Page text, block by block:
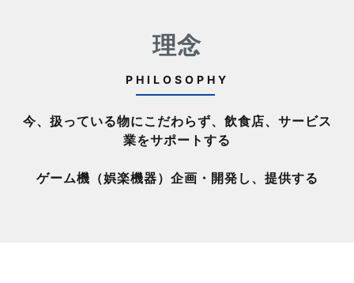
理念
PHILOSOPHY
今、扱っている物にこだわらず、飲食店、サービス
業をサポートする
ゲーム機（娯楽機器）企画・開発し、提供する